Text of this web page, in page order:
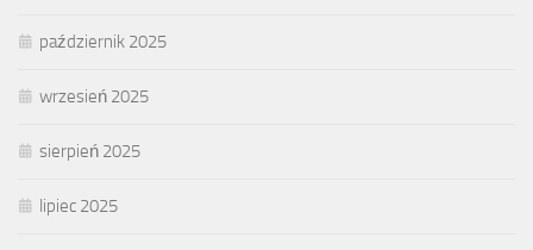
październik 2025
wrzesień 2025
sierpień 2025
lipiec 2025